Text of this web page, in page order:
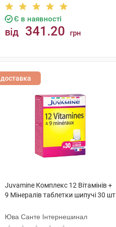
Є в наявності
від 341.20 грн
доставка
Juvamine Комплекс 12 Вітамінів +
9 Мінералів таблетки шипучі 30 шт
Юва Санте Інтернешинал